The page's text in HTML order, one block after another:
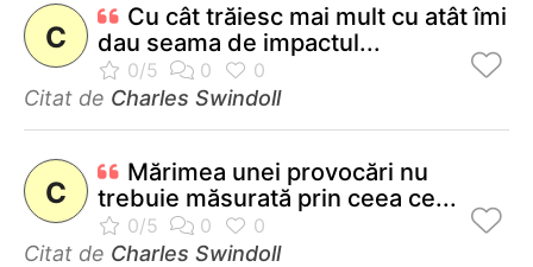
C
Cu cât trăiesc mai mult cu atât îmi
dau seama de impactul...
Citat de Charles Swindoll
C
Mărimea unei provocări nu
trebuie măsurată prin ceea ce...
Citat de Charles Swindoll